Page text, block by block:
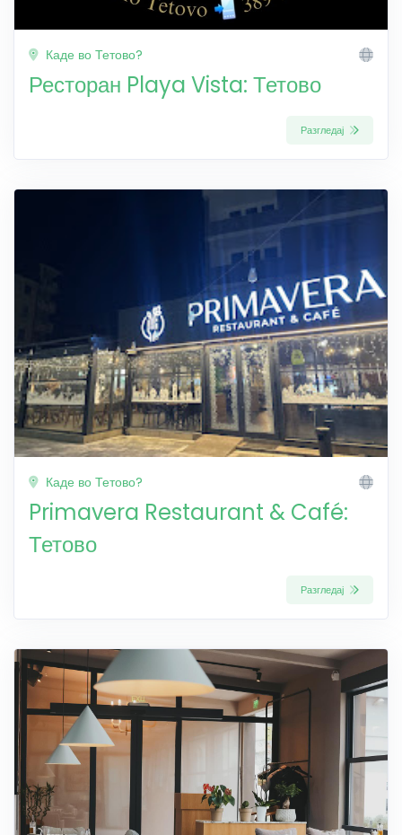
Каде во Тетово?
Ресторан Playa Vista: Тетово
Разгледај
Каде во Тетово?
Primavera Restaurant & Café:
Тетово
Разгледај